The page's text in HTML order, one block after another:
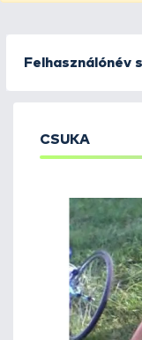
Felhasználónév
CSUKA